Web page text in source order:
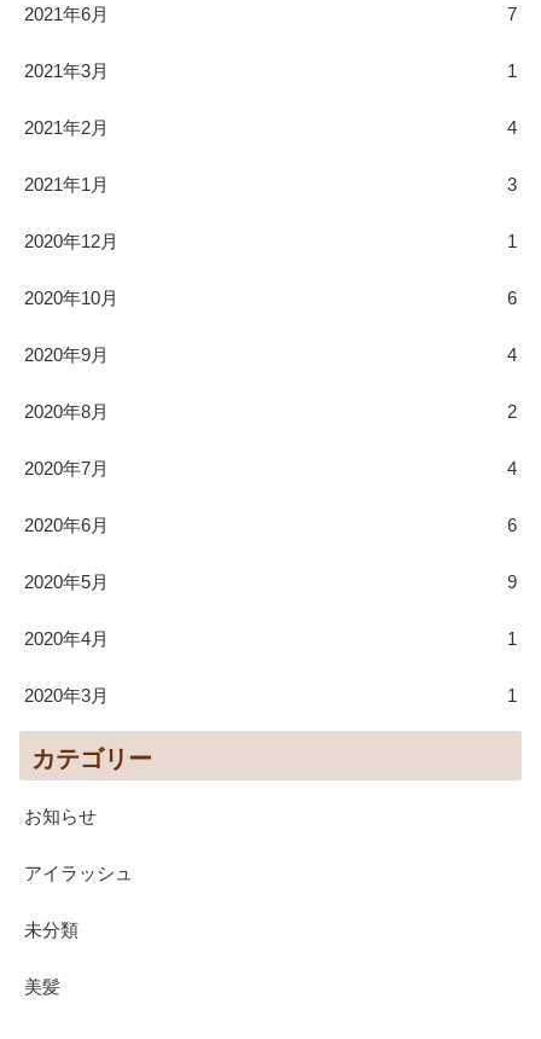
2021年6月 7
2021年3月 1
2021年2月 4
2021年1月 3
2020年12月 1
2020年10月 6
2020年9月 4
2020年8月 2
2020年7月 4
2020年6月 6
2020年5月 9
2020年4月 1
2020年3月 1
カテゴリー
お知らせ
アイラッシュ
未分類
美髪